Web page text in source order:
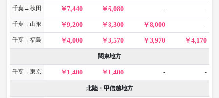
千葉→秋田 7,440 6,080 - -
千葉→山形 9,200 8,300 8,000 -
千葉→福島 4,000 3,570 3,970 4,170
関東地方
千葉→東京 1,400 1,400 - -
北陸・甲信越地方